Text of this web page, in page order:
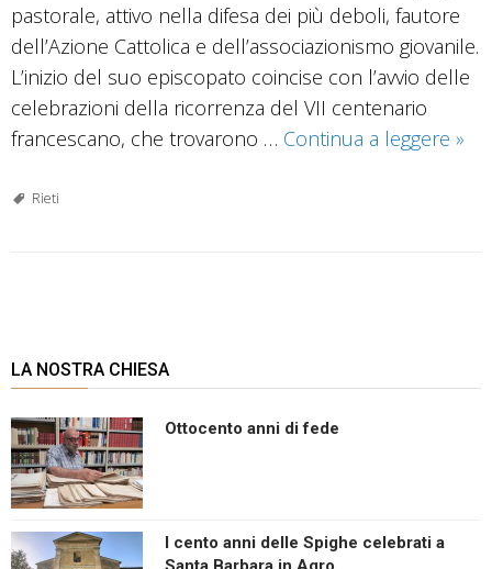
pastorale, attivo nella difesa dei più deboli, fautore
dell’Azione Cattolica e dell’associazionismo giovanile.
L’inizio del suo episcopato coincise con l’avvio delle
celebrazioni della ricorrenza del VII centenario
francescano, che trovarono … Continua a leggere San
»
Rieti
s
t
N
a
v
i
g
a
LA NOSTRA CHIESA
Ottocento anni di fede
I cento anni delle Spighe celebrati a